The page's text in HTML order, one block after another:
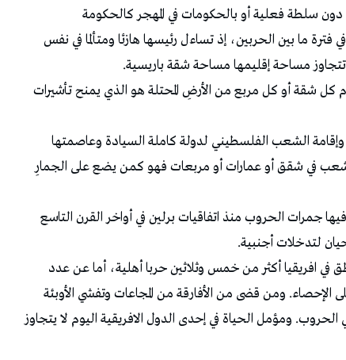
دون سلطة فعلية أو بالحكومات في المهجر كالحكومة
فترة ما بين الحربين، إذ تساءل رئيسها هازئا ومتألما في نفس
مساحة إقليمها مساحة شقة باريسية.
شقة أو كل مربع من الأرضِ المحتلة هو الذي يمنح تأشيرات
الشعب الفلسطيني لدولة كاملة السيادة وعاصمتها
في شقق أو عمارات أو مربعات فهو كمن يضع على الجمارِ
جمرات الحروب منذ اتفاقيات برلين في أواخر القرن التاسع
لتدخلات أجنبية.
في افريقيا أكثر من خمس وثلاثين حربا أهلية، أما عن عدد
الإحصاء. ومن قضى من الأفارقة من المجاعات وتفشي الأوبئة
ومؤمل الحياة في إحدى الدول الافريقية اليوم لا يتجاوز